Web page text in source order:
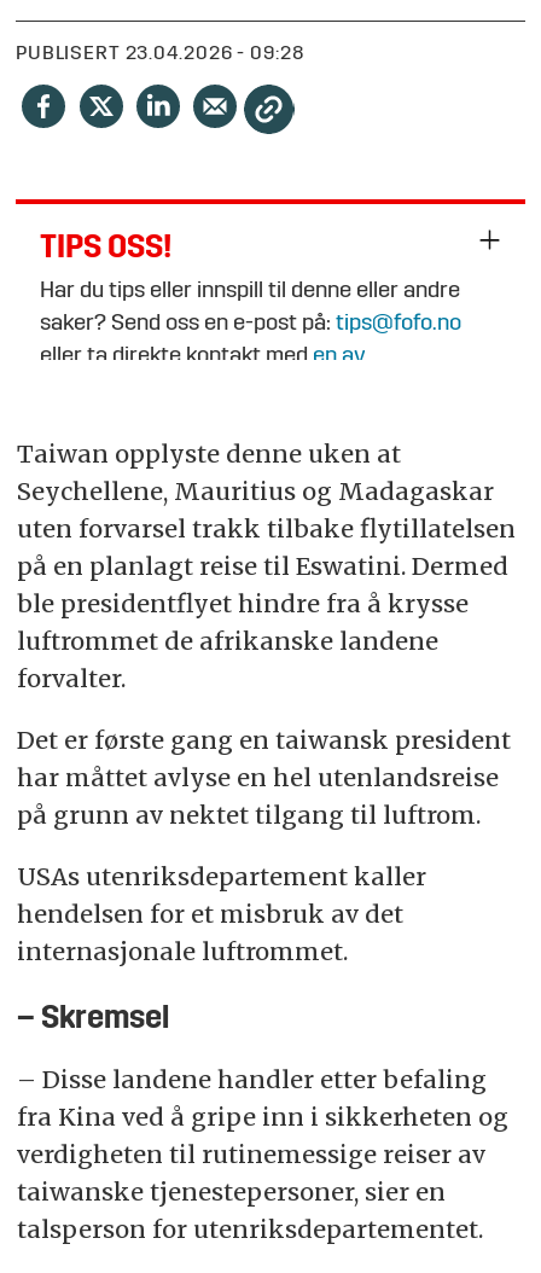
PUBLISERT 23.04.2026 - 09:28
TIPS OSS!
Har du tips eller innspill til denne eller andre
saker? Send oss en e-post på:tips@fofo.no
eller ta direkte kontakt med en av
Taiwan opplyste denne uken at
Seychellene, Mauritius og Madagaskar
uten forvarsel trakk tilbake flytillatelsen
på en planlagt reise til Eswatini. Dermed
ble presidentflyet hindre fra å krysse
luftrommet de afrikanske landene
forvalter.
Det er første gang en taiwansk president
har måttet avlyse en hel utenlandsreise
på grunn av nektet tilgang til luftrom.
USAs utenriksdepartement kaller
hendelsen for et misbruk av det
internasjonale luftrommet.
– Skremsel
– Disse landene handler etter befaling
fra Kina ved å gripe inn i sikkerheten og
verdigheten til rutinemessige reiser av
taiwanske tjenestepersoner, sier en
talsperson for utenriksdepartementet.